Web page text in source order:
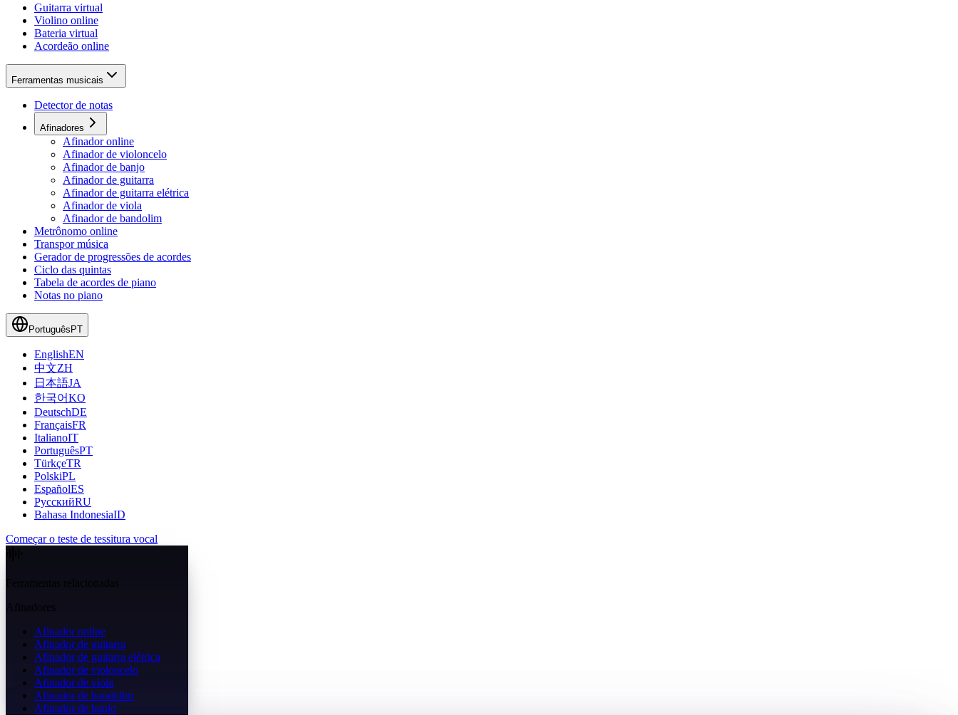
Guitarra virtual
Violino online
Bateria virtual
Acordeão online
Ferramentas musicais
Detector de notas
Afinadores
Afinador online
Afinador de violoncelo
Afinador de banjo
Afinador de guitarra
Afinador de guitarra elétrica
Afinador de viola
Afinador de bandolim
Metrônomo online
Transpor música
Gerador de progressões de acordes
Ciclo das quintas
Tabela de acordes de piano
Notas no piano
Português PT
EnglishEN
中文ZH
日本語JA
한국어KO
DeutschDE
FrançaisFR
ItalianoIT
PortuguêsPT
TürkçeTR
PolskiPL
EspañolES
РусскийRU
Bahasa IndonesiaID
Começar o teste de tessitura vocal
Afinadores
Afinador online
Afinador de guitarra
Afinador de guitarra elétrica
Afinador de violoncelo
Afinador de viola
Afinador de bandolim
Afinador de banjo